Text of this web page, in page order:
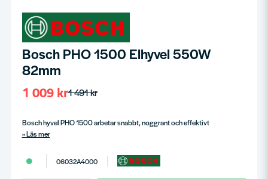
Bosch PHO 1500 Elhyvel 550W
82mm
1 491 kr
1 009 kr
Bosch hyvel PHO 1500 arbetar snabbt, noggrant och effektivt
Läs mer
06032A4000